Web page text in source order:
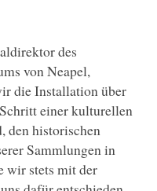
des
von Neapel,
die Installation über
einer kulturellen
den historischen
Sammlungen in
wir stets mit der